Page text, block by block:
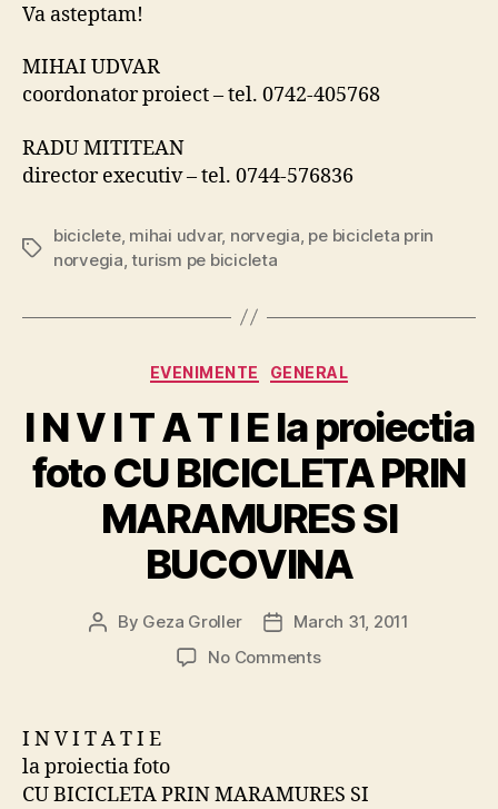
Va asteptam!
MIHAI UDVAR
coordonator proiect – tel. 0742-405768
RADU MITITEAN
director executiv – tel. 0744-576836
Tags
biciclete, mihai udvar, norvegia pe bicicleta prin
norvegia ,turism pe bicicleta
Categories
EVENIMENTE GENERAL
I N V I T A T I E la proiectia
foto CU BICICLETA PRIN
MARAMURES SI
BUCOVINA
Post
By Geza Groller
Post
date
March 31, 2011
No Commentson
A
I N V I T A T I E
la proiectia foto
CU BICICLETA PRIN MARAMURES SI